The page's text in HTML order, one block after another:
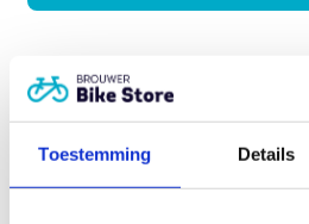
Toestemming Details
Gerelateerde